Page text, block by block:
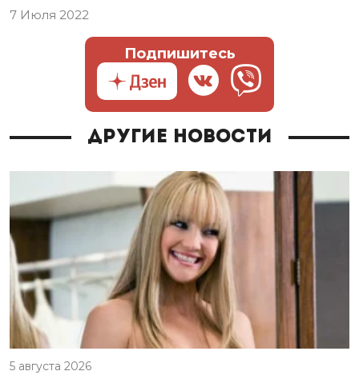
7 Июля 2022
Подпишитесь
Другие новости
5 августа 2026